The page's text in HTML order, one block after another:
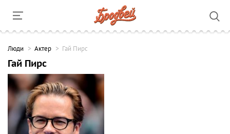
Люди Актер Гай Пирс
Гай Пирс